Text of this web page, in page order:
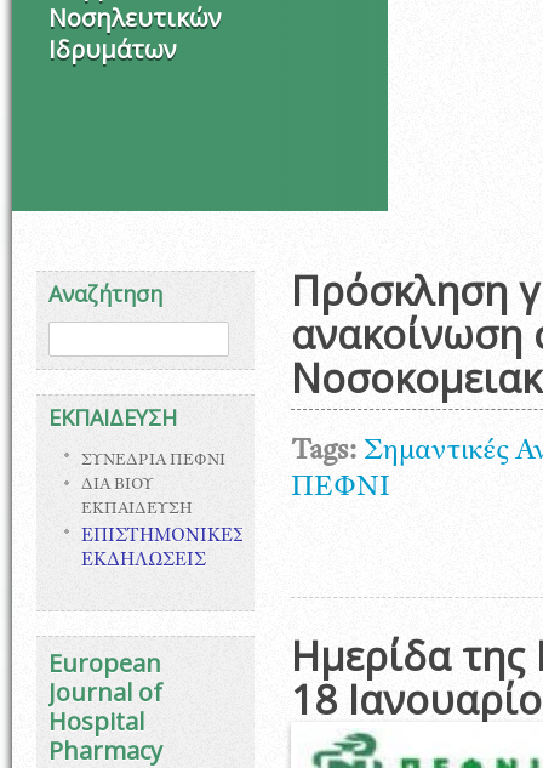
Νοσηλευτικών
Ιδρυμάτων
Αναζήτηση
Φόρμα αναζήτησης
ΕΚΠΑΙΔΕΥΣΗ
ΣΥΝΕΔΡΙΑ ΠΕΦΝΙ
ΔΙΑ ΒΙΟΥ
ΕΚΠΑΙΔΕΥΣΗ
ΕΠΙΣΤΗΜΟΝΙΚΕΣ
ΕΚΔΗΛΩΣΕΙΣ
European
Journal of
Hospital
Pharmacy
Πρόσκληση
ανακοίνωση
Tags: Σημαντικές
ΠΕΦΝΙ
Ημερίδα
18